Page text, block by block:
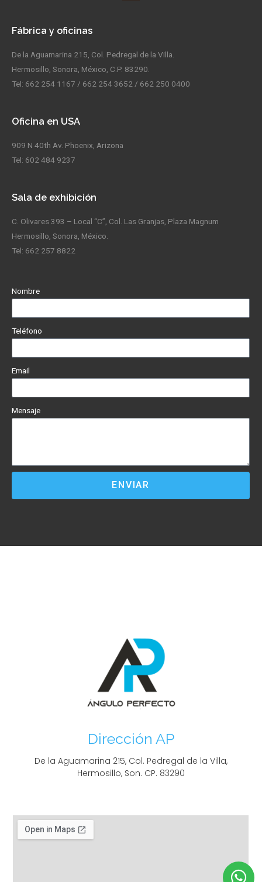
Fábrica y oficinas
De la Aguamarina 215, Col. Pedregal de la Villa.
Hermosillo, Sonora, México, C.P. 83290.
Tel: 662 254 1167 / 662 254 3652 / 662 250 0400
Oficina en USA
909 N 40th Av. Phoenix, Arizona
Tel: 602 484 9237
Sala de exhibición
C. Olivares 393 – Local “C”, Col. Las Granjas, Plaza Magnum
Hermosillo, Sonora, México.
Tel: 662 257 8822
Nombre
Teléfono
Email
Mensaje
ENVIAR
Dirección AP
De la Aguamarina 215, Col. Pedregal de la Villa,
Hermosillo, Son. CP. 83290